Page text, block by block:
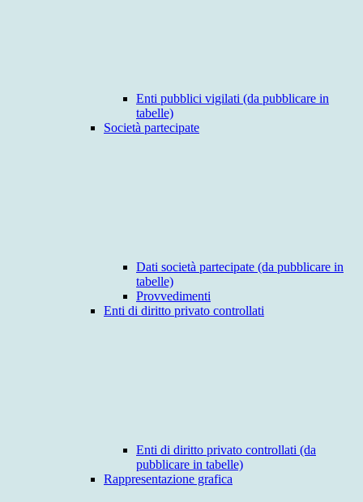
Enti pubblici vigilati (da pubblicare in
tabelle)
Società partecipate
Dati società partecipate (da pubblicare in
tabelle)
Provvedimenti
Enti di diritto privato controllati
Enti di diritto privato controllati (da
pubblicare in tabelle)
Rappresentazione grafica